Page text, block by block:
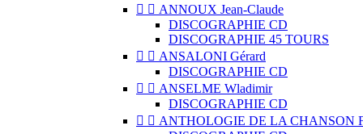
  ANNOUX Jean-Claude
DISCOGRAPHIE CD
DISCOGRAPHIE 45 TOURS
  ANSALONI Gérard
DISCOGRAPHIE CD
  ANSELME Wladimir
DISCOGRAPHIE CD
  ANTHOLOGIE DE LA CHANSON